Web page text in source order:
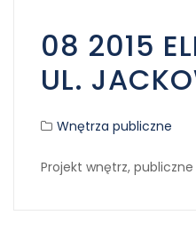
08 2015
UL.
Wnętrza publiczne
Projekt wnętrz, publiczne